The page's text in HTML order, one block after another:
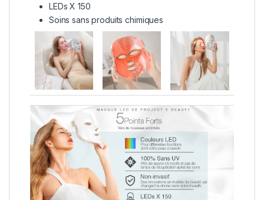
LEDs X 150
Soins sans produits chimiques